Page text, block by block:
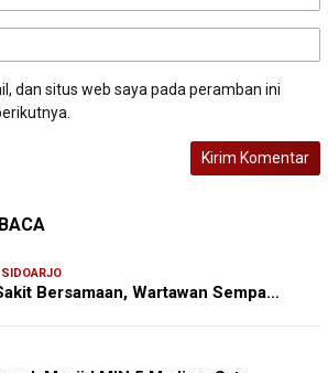
dan situs web saya pada peramban ini
SIDOARJO
Bersamaan, Wartawan Sempa…